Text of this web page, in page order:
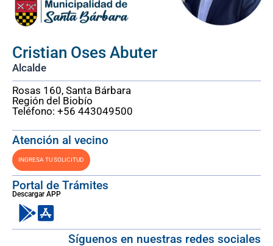
Cristian Oses Abuter
Alcalde
Rosas 160, Santa Bárbara
Región del Biobío
Teléfono: +56 443049500
Atención al vecino
INGRESA TU SOLICITUD
Portal de Trámites
Descargar APP
Síguenos en nuestras redes sociales